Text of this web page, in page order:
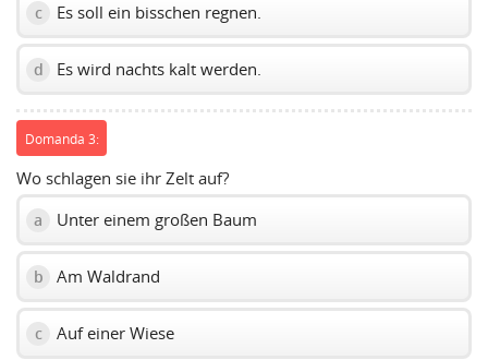
c Es soll ein bisschen regnen.
d Es wird nachts kalt werden.
Domanda 3:
Wo schlagen sie ihr Zelt auf?
a Unter einem großen Baum
b Am Waldrand
c Auf einer Wiese